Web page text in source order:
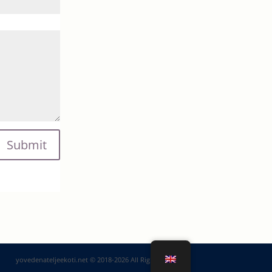
Submit
yovedenateljeekoti.net © 2018-2026 All Rights Reserved